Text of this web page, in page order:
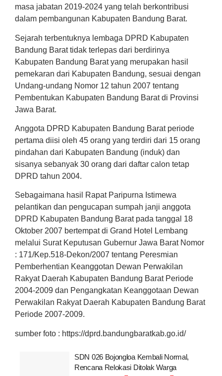
masa jabatan 2019-2024 yang telah berkontribusi
dalam pembangunan Kabupaten Bandung Barat.
Sejarah terbentuknya lembaga DPRD Kabupaten
Bandung Barat tidak terlepas dari berdirinya
Kabupaten Bandung Barat yang merupakan hasil
pemekaran dari Kabupaten Bandung, sesuai dengan
Undang-undang Nomor 12 tahun 2007 tentang
Pembentukan Kabupaten Bandung Barat di Provinsi
Jawa Barat.
Anggota DPRD Kabupaten Bandung Barat periode
pertama diisi oleh 45 orang yang terdiri dari 15 orang
pindahan dari Kabupaten Bandung (induk) dan
sisanya sebanyak 30 orang dari daftar calon tetap
DPRD tahun 2004.
Sebagaimana hasil Rapat Paripurna Istimewa
pelantikan dan pengucapan sumpah janji anggota
DPRD Kabupaten Bandung Barat pada tanggal 18
Oktober 2007 bertempat di Grand Hotel Lembang
melalui Surat Keputusan Gubernur Jawa Barat Nomor
: 171/Kep.518-Dekon/2007 tentang Peresmian
Pemberhentian Keanggotan Dewan Perwakilan
Rakyat Daerah Kabupaten Bandung Barat Periode
2004-2009 dan Pengangkatan Keanggotaan Dewan
Perwakilan Rakyat Daerah Kabupaten Bandung Barat
Periode 2007-2009.
sumber foto : https://dprd.bandungbaratkab.go.id/
SDN 026 Bojongloa Kembali Normal,
Rencana Relokasi Ditolak Warga